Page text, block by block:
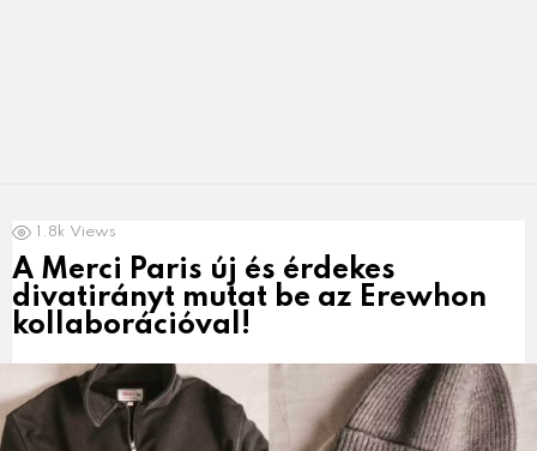
LATEST
NEWS
1.8k Views
A Merci Paris új és érdekes
divatirányt mutat be az Erewhon
kollaborációval!